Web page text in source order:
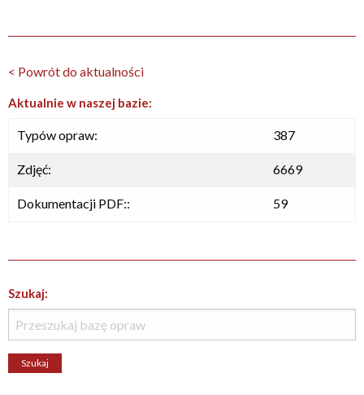
< Powrót do aktualności
Aktualnie w naszej bazie:
Typów opraw: 387
Zdjęć: 6669
Dokumentacji PDF:: 59
Szukaj: